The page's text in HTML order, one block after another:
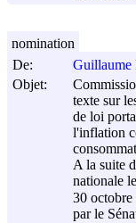
De:
Guillaume
Objet:
texte sur
de loi
l'inflation
A la suite
nationale le
30 octobre
par le
nomination